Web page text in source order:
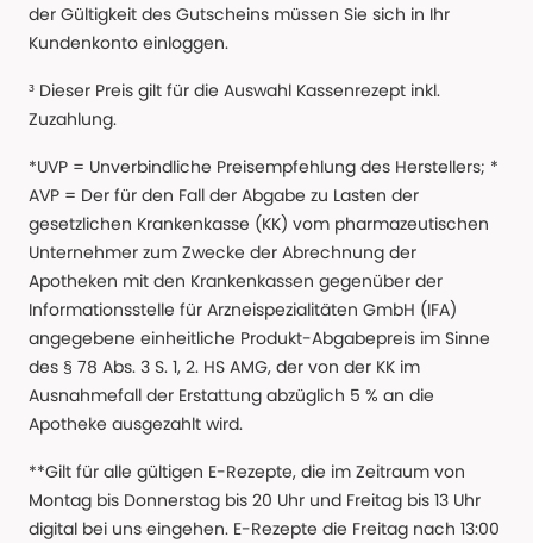
der Gültigkeit des Gutscheins müssen Sie sich in Ihr
Kundenkonto einloggen.
³ Dieser Preis gilt für die Auswahl Kassenrezept inkl.
Zuzahlung.
*UVP = Unverbindliche Preisempfehlung des Herstellers; *
AVP = Der für den Fall der Abgabe zu Lasten der
gesetzlichen Krankenkasse (KK) vom pharmazeutischen
Unternehmer zum Zwecke der Abrechnung der
Apotheken mit den Krankenkassen gegenüber der
Informationsstelle für Arzneispezialitäten GmbH (IFA)
angegebene einheitliche Produkt-Abgabepreis im Sinne
des § 78 Abs. 3 S. 1, 2. HS AMG, der von der KK im
Ausnahmefall der Erstattung abzüglich 5 % an die
Apotheke ausgezahlt wird.
**Gilt für alle gültigen E-Rezepte, die im Zeitraum von
Montag bis Donnerstag bis 20 Uhr und Freitag bis 13 Uhr
digital bei uns eingehen. E-Rezepte die Freitag nach 13:00